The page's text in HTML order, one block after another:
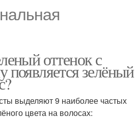
оттенок с
появляется зелёный
выделяют 9 наиболее частых
цвета на волосах: